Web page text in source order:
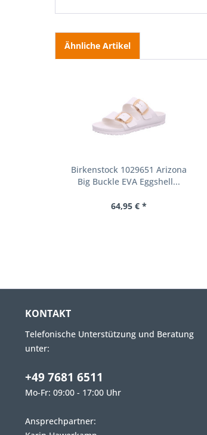
Ähnliche Artikel
Birkenstock 1029651 Arizona
Big Buckle EVA Eggshell...
64,95 € *
KONTAKT
Telefonische Unterstützung und Beratung
unter:
+49 7681 6511
Mo-Fr: 09:00 - 17:00 Uhr
Ansprechpartner: